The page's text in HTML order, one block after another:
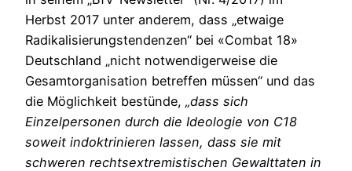
Herbst 2017 unter anderem, dass „etwaige
Radikalisierungstendenzen“ bei «Combat 18»
Deutschland „nicht notwendigerweise die
Gesamtorganisation betreffen müssen“ und das
die Möglichkeit bestünde, „dass sich
Einzelpersonen durch die Ideologie von C18
soweit indoktrinieren lassen, dass sie mit
schweren rechtsextremistischen Gewalttaten in